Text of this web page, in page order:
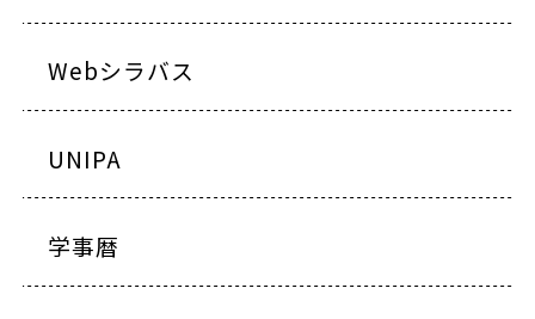
Webシラバス
UNIPA
学事暦